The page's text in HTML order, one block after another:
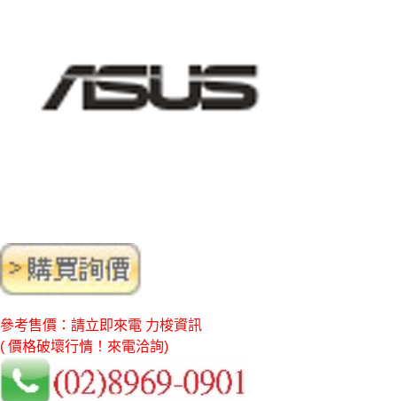
參考售價：請立即來電 力梭資訊
( 價格破壞行情！來電洽詢)